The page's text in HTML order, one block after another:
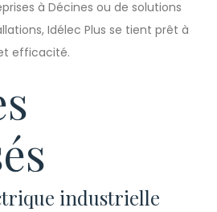
à Décines ou de solutions
Idélec Plus se tient prêt à
efficacité.
industrielle